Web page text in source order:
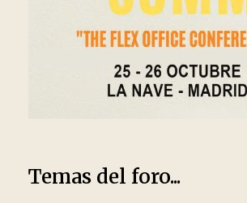
Temas del foro...